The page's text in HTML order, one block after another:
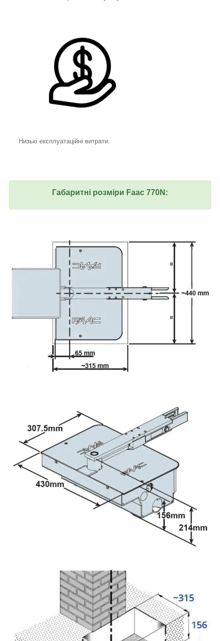
Низькі експлуатаційні витрати.
Габаритні розміри Faac 770N: